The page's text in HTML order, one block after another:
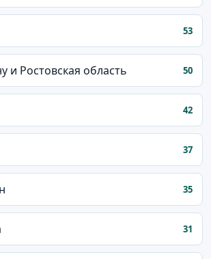
53
и Ростовская область 50
42
37
35
31